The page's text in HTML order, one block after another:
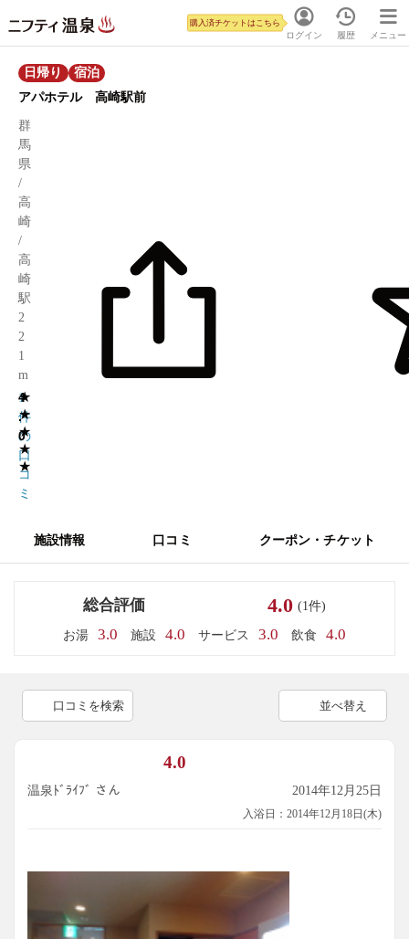
ログイン
購入済チケットはこちら
履歴 メニュー
日帰り
宿泊
アパホテル 高崎駅前
群
馬
県
/
高
崎
/
高
崎
駅
2
2
1
m
★
★
★
★
★
4
.
0
1
件
の
口
コ
ミ
施設情報 口コミ クーポン・チケット
総合評価 4.0 (1件)
お湯 3.0 施設 4.0 サービス 3.0 飲食 4.0
口コミを検索 並べ替え
4.0
温泉ﾄﾞﾗｲﾌﾞ さん 2014年12月25日
入浴日：2014年12月18日(木)